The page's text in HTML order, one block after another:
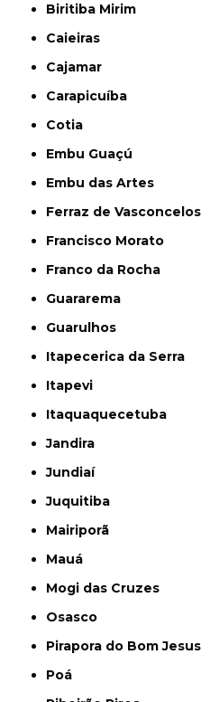
Biritiba Mirim
Caieiras
Cajamar
Carapicuíba
Cotia
Embu Guaçú
Embu das Artes
Ferraz de Vasconcelos
Francisco Morato
Franco da Rocha
Guararema
Guarulhos
Itapecerica da Serra
Itapevi
Itaquaquecetuba
Jandira
Jundiaí
Juquitiba
Mairiporã
Mauá
Mogi das Cruzes
Osasco
Pirapora do Bom Jesus
Poá